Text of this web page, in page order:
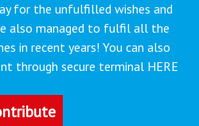
for the unfulfilled wishes and
also managed to fulfil all the
in recent years! You can also
through secure terminal HERE